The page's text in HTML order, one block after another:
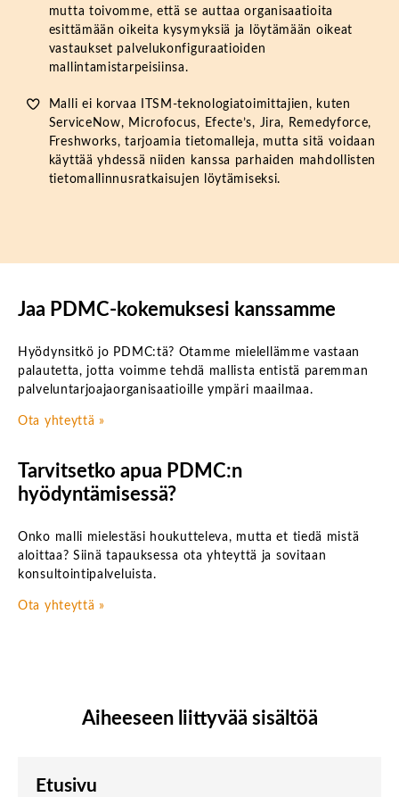
mutta toivomme, että se auttaa organisaatioita
esittämään oikeita kysymyksiä ja löytämään oikeat
vastaukset palvelukonfiguraatioiden
mallintamistarpeisiinsa.
Malli ei korvaa ITSM-teknologiatoimittajien, kuten
ServiceNow, Microfocus, Efecte’s, Jira, Remedyforce,
Freshworks, tarjoamia tietomalleja, mutta sitä voidaan
käyttää yhdessä niiden kanssa parhaiden mahdollisten
tietomallinnusratkaisujen löytämiseksi.
Jaa PDMC-kokemuksesi kanssamme
Hyödynsitkö jo PDMC:tä? Otamme mielellämme vastaan
palautetta, jotta voimme tehdä mallista entistä paremman
palveluntarjoajaorganisaatioille ympäri maailmaa.
Ota yhteyttä »
Tarvitsetko apua PDMC:n
hyödyntämisessä?
Onko malli mielestäsi houkutteleva, mutta et tiedä mistä
aloittaa? Siinä tapauksessa ota yhteyttä ja sovitaan
konsultointipalveluista.
Ota yhteyttä »
Aiheeseen liittyvää sisältöä
Etusivu